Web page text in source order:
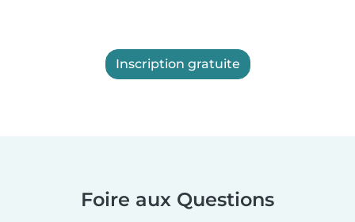
Inscription gratuite
Foire aux Questions